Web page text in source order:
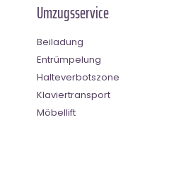
Umzugsservice
Beiladung
Entrümpelung
Halteverbotszone
Klaviertransport
Möbellift